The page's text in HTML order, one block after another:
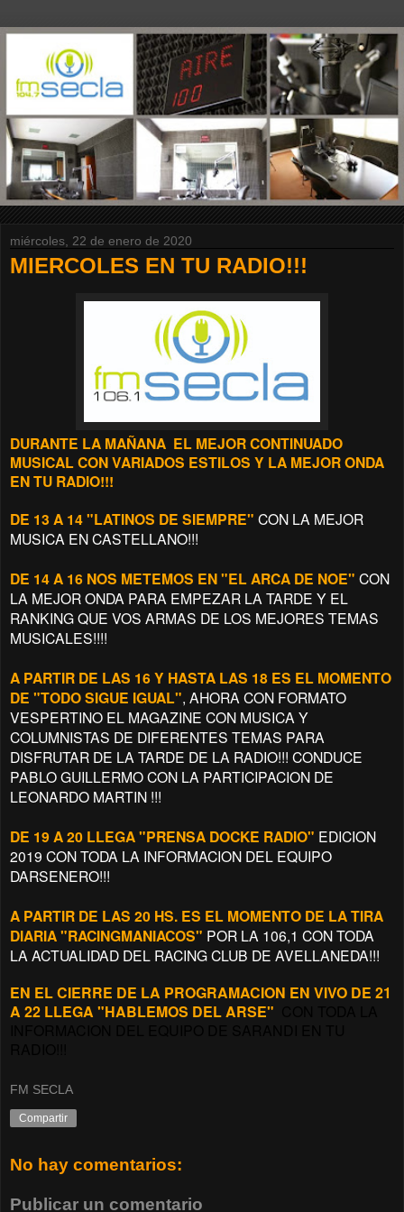
miércoles, 22 de enero de 2020
MIERCOLES EN TU RADIO!!!
DURANTE LA MAÑANA EL MEJOR CONTINUADO
MUSICAL CON VARIADOS ESTILOS Y LA MEJOR ONDA
EN TU RADIO!!!
DE 13 A 14 "LATINOS DE SIEMPRE" CON LA MEJOR
MUSICA EN CASTELLANO!!!
DE 14 A 16 NOS METEMOS EN "EL ARCA DE NOE" CON
LA MEJOR ONDA PARA EMPEZAR LA TARDE Y EL
RANKING QUE VOS ARMAS DE LOS MEJORES TEMAS
MUSICALES!!!!
A PARTIR DE LAS 16 Y HASTA LAS 18 ES EL MOMENTO
DE "TODO SIGUE IGUAL", AHORA CON FORMATO
VESPERTINO EL MAGAZINE CON MUSICA Y
COLUMNISTAS DE DIFERENTES TEMAS PARA
DISFRUTAR DE LA TARDE DE LA RADIO!!! CONDUCE
PABLO GUILLERMO CON LA PARTICIPACION DE
LEONARDO MARTIN !!!
DE 19 A 20 LLEGA "PRENSA DOCKE RADIO" EDICION
2019 CON TODA LA INFORMACION DEL EQUIPO
DARSENERO!!!
A PARTIR DE LAS 20 HS. ES EL MOMENTO DE LA TIRA
DIARIA "RACINGMANIACOS" POR LA 106,1 CON TODA
LA ACTUALIDAD DEL RACING CLUB DE AVELLANEDA!!!
EN EL CIERRE DE LA PROGRAMACION EN VIVO DE 21
A 22 LLEGA "HABLEMOS DEL ARSE"
FM SECLA
Compartir
No hay comentarios:
Publicar un comentario